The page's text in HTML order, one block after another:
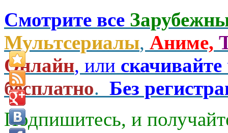
Смотрите все
Мультсериалы, Аниме,
Онлайн, или скачивайте
бесплатно. Без
Подпишитесь, и